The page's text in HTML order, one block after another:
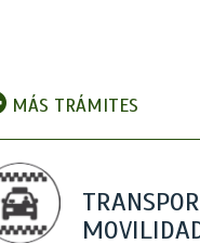
MÁS TRÁMITES